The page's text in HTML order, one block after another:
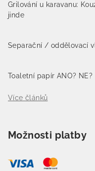
Grilování u karavanu:
jinde
Separační / oddělovací
Toaletní papír ANO? NE?
Více článků
Možnosti platby